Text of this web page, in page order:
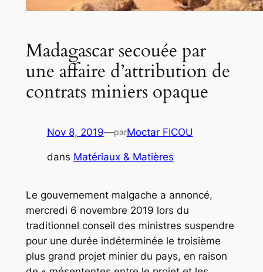
Madagascar secouée par
une affaire d’attribution de
contrats miniers opaque
Nov 8, 2019—parMoctar FICOU
dans Matériaux & Matières
Le gouvernement malgache a annoncé,
mercredi 6 novembre 2019 lors du
traditionnel conseil des ministres suspendre
pour une durée indéterminée le troisième
plus grand projet minier du pays, en raison